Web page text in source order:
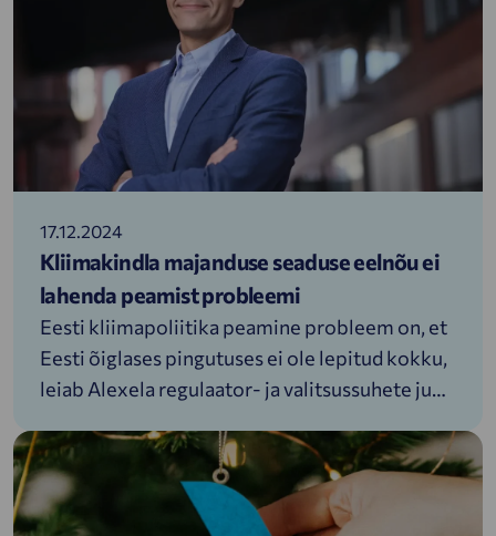
17.12.2024
Kliimakindla majanduse seaduse eelnõu ei
lahenda peamist probleemi
Eesti kliimapoliitika peamine probleem on, et
Eesti õiglases pingutuses ei ole lepitud kokku,
leiab Alexela regulaator- ja valitsussuhete juht